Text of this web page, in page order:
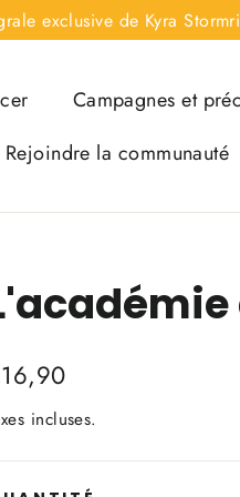
exclusive de Kyra
Campagnes et
Rejoindre la communauté
incluses.